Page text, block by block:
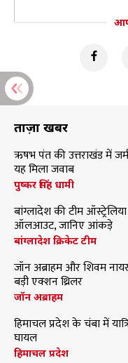
ताज़ा खबरें
ऋषभ पंत की उत्तराखंड में
यह मिला जवाब
पुष्कर सिंह धामी
बांग्लादेश की टीम
ऑलआउट, जानिए आंकड़े
बांग्लादेश क्रिकेट टीम
जॉन अब्राहम और शिवम
बड़ी एक्शन थ्रिलर
जॉन अब्राहम
हिमाचल प्रदेश के चंबा में
घायल
हिमाचल प्रदेश